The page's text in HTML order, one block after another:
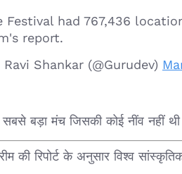
Festival had 767,436
report.
Shankar (@Gurudev)
बड़ा मंच जिसकी कोई नींव नहीं
की रिपोर्ट के अनुसार विश्व